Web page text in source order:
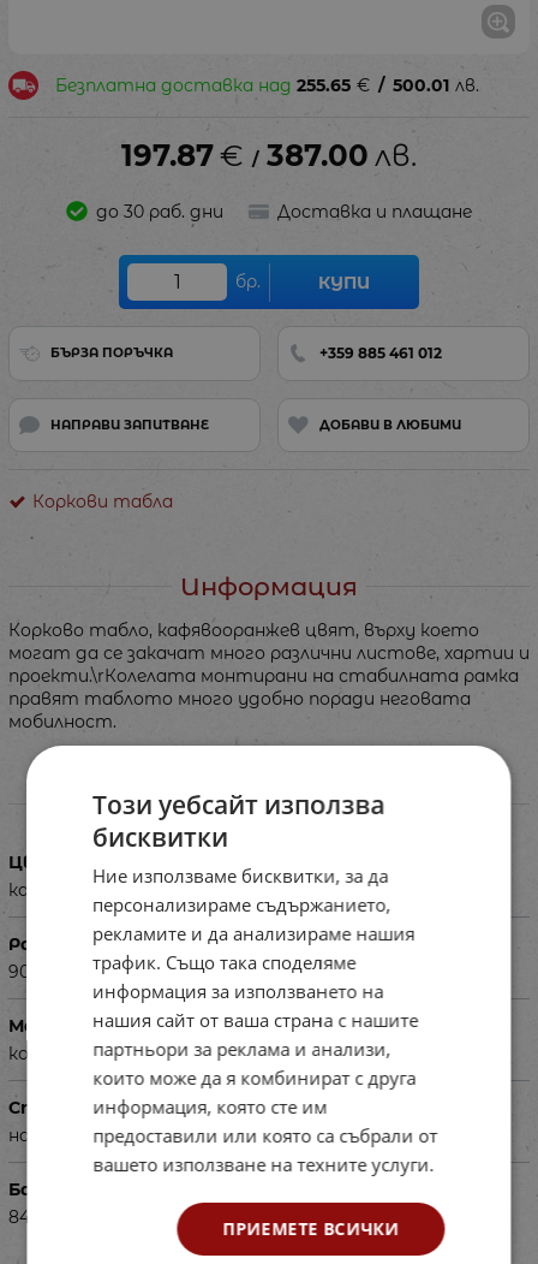
Безплатна доставка над 255.65 € / 500.01 лв.
197.87€ / 387.00 лв.
до 30 раб. дни Доставка и плащане
бр. КУПИ
БЪРЗА ПОРЪЧКА +359 885 461 012
НАПРАВИ ЗАПИТВАНЕ ДОБАВИ В ЛЮБИМИ
Коркови табла
Информация
Корково табло, кафявооранжев цвят, върху което
могат да се закачат много различни листове, хартии и
проекти.\rКолелата монтирани на стабилната рамка
правят таблото много удобно поради неговата
мобилност.
Характеристики
Цвят
кафявооранжево табло, сребриста рамка
Размери в см
90 х 120
Материал
корк, алуминий, метал
Специфика
на мобилен стенд с колелца
Баркод (ISBN, UPC, др.)
84TRP171
Този уебсайт използва
бисквитки
Ние използваме бисквитки, за да
персонализираме съдържанието,
рекламите и да анализираме нашия
трафик. Също така споделяме
информация за използването на
нашия сайт от ваша страна с нашите
партньори за реклама и анализи,
които може да я комбинират с друга
информация, която сте им
предоставили или която са събрали от
вашето използване на техните услуги.
ПРИЕМЕТЕ ВСИЧКИ